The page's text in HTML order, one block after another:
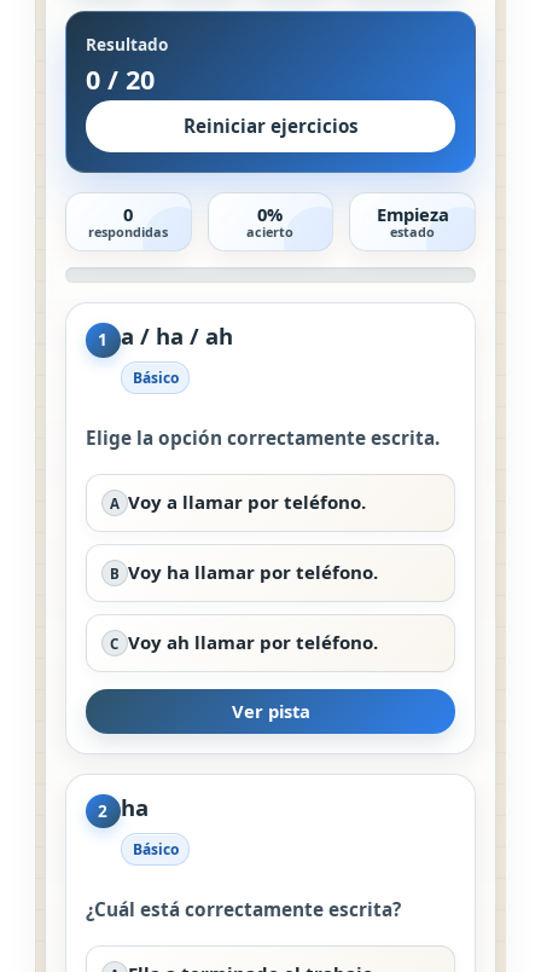
Resultado
0 / 20
Reiniciar ejercicios
0
respondidas
0%
acierto
Empieza
estado
1 a / ha / ah
Básico
Elige la opción correctamente escrita.
A Voy a llamar por teléfono.
B Voy ha llamar por teléfono.
C Voy ah llamar por teléfono.
Ver pista
2 ha
Básico
¿Cuál está correctamente escrita?